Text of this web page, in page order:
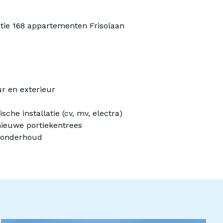
168 appartementen Frisolaan
en exterieur
installatie (cv, mv, electra)
portiekentrees